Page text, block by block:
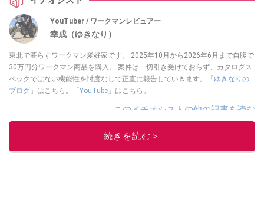
YouTuber / ワークマンレビュアー
幸成（ゆきなり）
東北で暮らすワークマン愛好家です。 2025年10月から2026年6月まで自腹で
30万円分ワークマン商品を購入。 案件は一切引き受けておらず、カタログス
ペックではない機能性を忖度なしで正直に報告していきます。「ゆきなりの
ブログ 」はこちら。「YouTube 」はこちら。
このイチオシストの他の記事を読む
続きを読む＞